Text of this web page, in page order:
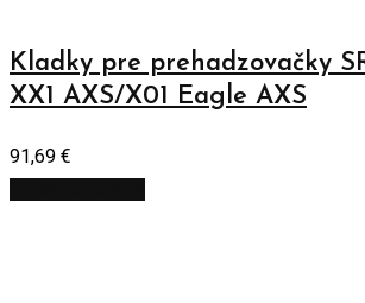
Kladky pre prehadzovačky
XX1 AXS/X01 Eagle AXS
91,69 €